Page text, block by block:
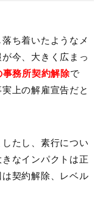
ち着いたようなメ
今、大きく広まっ
務所契約解除で
上の解雇宣告だと
たし、素行につい
なインパクトは正
契約解除、レベル